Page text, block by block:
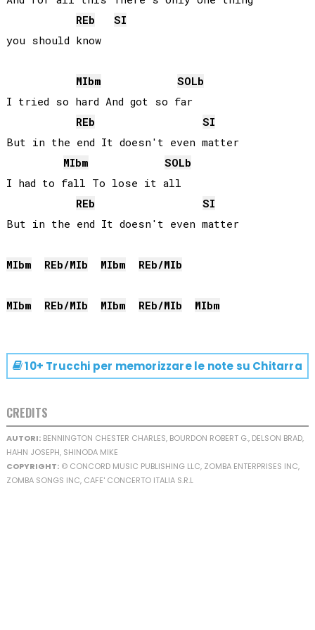
REb
SI
you should know
MIbm
SOLb
I tried so hard And got so far
REb
SI
But in the end It doesn't even matter
MIbm
SOLb
I had to fall To lose it all
REb
SI
But in the end It doesn't even matter
MIbm REb/MIb MIbm REb/MIb
MIbm REb/MIb MIbm REb/MIb MIbm
10+ Trucchi per memorizzare le note su Chitarra
CREDITS
AUTORI:BENNINGTON CHESTER CHARLES, BOURDON ROBERT G., DELSON BRAD,
HAHN JOSEPH, SHINODA MIKE
COPYRIGHT:© CONCORD MUSIC PUBLISHING LLC, ZOMBA ENTERPRISES INC,
ZOMBA SONGS INC, CAFE' CONCERTO ITALIA S.R.L